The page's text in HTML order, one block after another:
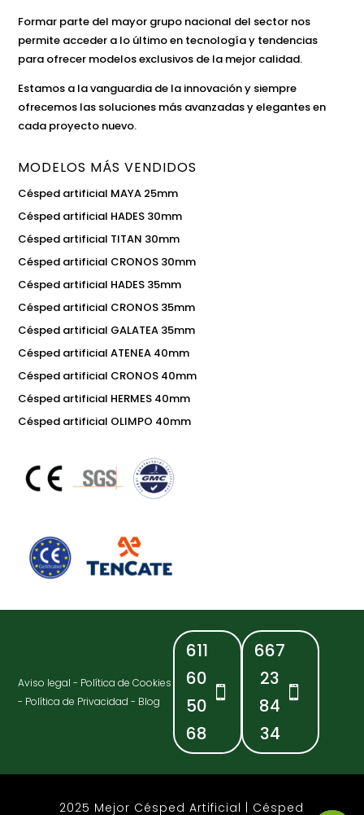
Formar parte del mayor grupo nacional del sector nos
permite acceder a lo último en tecnología y tendencias
para ofrecer modelos exclusivos de la mejor calidad.
Estamos a la vanguardia de la innovación y siempre
ofrecemos las soluciones más avanzadas y elegantes en
cada proyecto nuevo.
MODELOS MÁS VENDIDOS
Césped artificial MAYA 25mm
Césped artificial HADES 30mm
Césped artificial TITAN 30mm
Césped artificial CRONOS 30mm
Césped artificial HADES 35mm
Césped artificial CRONOS 35mm
Césped artificial GALATEA 35mm
Césped artificial ATENEA 40mm
Césped artificial CRONOS 40mm
Césped artificial HERMES 40mm
Césped artificial OLIMPO 40mm
Aviso legal - Política de Cookies
- Política de Privacidad - Blog
611
60
50
68
667
23
84
34
2025 Mejor Césped Artificial | Césped